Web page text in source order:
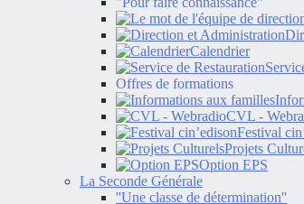
Calendrier
Offres de formations
CVL -
Festival
Projets
Option EPS
La Seconde Générale
''Une classe de détermination''